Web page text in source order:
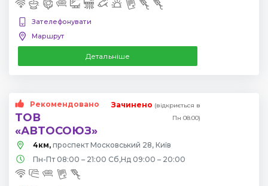
Зателефонувати
Маршрут
Детальніше
Рекомендовано
ТОВ
«АВТОСОЮЗ»
Зачинено (відкриється в
Пн 08:00)
4км, проспект Московський 28, Київ
Пн-Пт 08:00 – 21:00 Сб,Нд 09:00 – 20:00